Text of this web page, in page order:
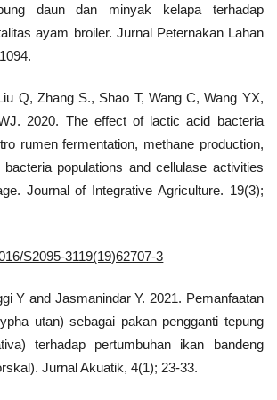
daun dan minyak kelapa terhadap
ayam broiler. Jurnal Peternakan Lahan
Q, Zhang S., Shao T, Wang C, Wang YX,
2020. The effect of lactic acid bacteria
rumen fermentation, methane production,
bacteria populations and cellulase activities
Journal of Integrative Agriculture. 19(3);
S2095-3119(19)62707-3
Y and Jasmanindar Y. 2021. Pemanfaatan
utan) sebagai pakan pengganti tepung
terhadap pertumbuhan ikan bandeng
Jurnal Akuatik, 4(1); 23-33.